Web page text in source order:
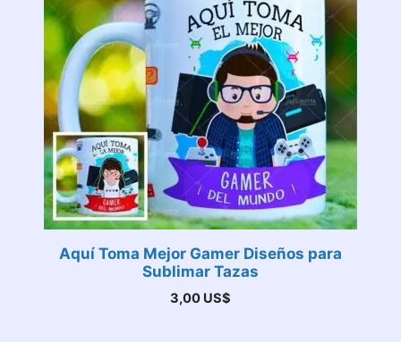
Aquí Toma Mejor Gamer Diseños para
Sublimar Tazas
3,00 US$